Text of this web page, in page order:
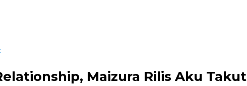
Maizura Rilis Aku Takut